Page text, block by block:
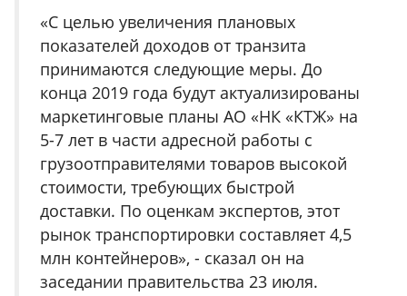
«С целью увеличения плановых
показателей доходов от транзита
принимаются следующие меры. До
конца 2019 года будут актуализированы
маркетинговые планы АО «НК «КТЖ» на
5-7 лет в части адресной работы с
грузоотправителями товаров высокой
стоимости, требующих быстрой
доставки. По оценкам экспертов, этот
рынок транспортировки составляет 4,5
млн контейнеров», - сказал он на
заседании правительства 23 июля.